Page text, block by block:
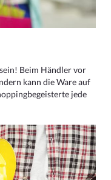
Beim Händler vor
kann die Ware auf
jede